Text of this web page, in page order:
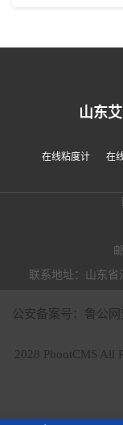
山东
在线粘度计 在
联系地址：山东
公安备案号：鲁公
2028 PbootCMS All